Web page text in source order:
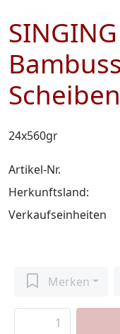
24x560gr
Artikel-Nr.
Herkunftsland:
Verkaufseinheiten
Merken